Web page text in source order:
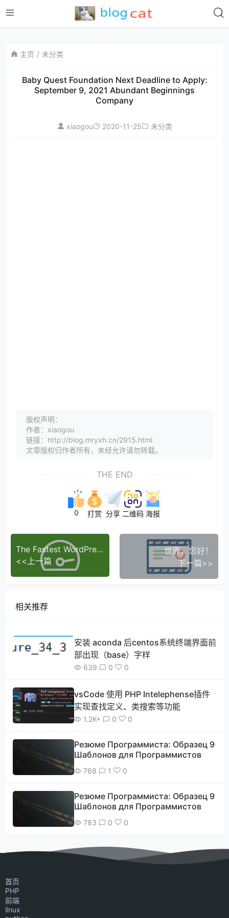
主页 未分类
Baby Quest Foundation Next Deadline to Apply:
September 9, 2021 Abundant Beginnings
Company
xiaogou 2020-11-25 未分类
版权声明：
作者：xiaogou
链接：http://blog.mryxh.cn/2915.html
文章版权归作者所有，未经允许请勿转载。
THE END
0 打赏 分享 二维码 海报
The Fastest WordPress Theme
<<上一篇
世界，您好！
下一篇>>
相关推荐
安装 aconda 后centos系统终端界面前
部出现（base）字样
639 0 0
vsCode 使用 PHP Intelephense插件
实现查找定义、类搜索等功能
1.2K+ 0 0
Резюме Программиста: Образец 9
Шаблонов для Программистов
768 1 0
Резюме Программиста: Образец 9
Шаблонов для Программистов
783 0 0
首页
PHP
前端
linux